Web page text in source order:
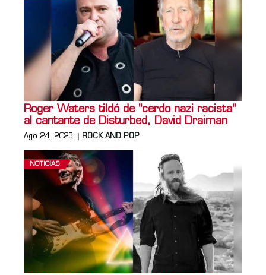
Roger Waters tildó de "cerdo nazi racista"
al cantante de Disturbed, David Draiman
Ago 24, 2023 ROCK AND POP
NOTICIAS